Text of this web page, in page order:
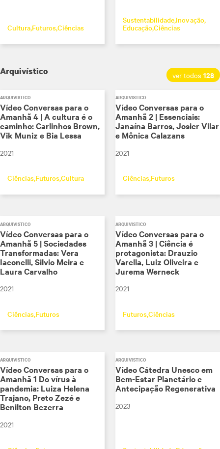
CulturaFuturosCiências
SustentabilidadeInovação
EducaçãoCiências
Arquivístico ver todos 128
ARQUIVÍSTICO
Vídeo Conversas para o
Amanhã 4 | A cultura é o
caminho: Carlinhos Brown,
Vik Muniz e Bia Lessa
2021
CiênciasFuturosCultura
ARQUIVÍSTICO
Vídeo Conversas para o
Amanhã 2 | Essenciais:
Janaína Barros, Josier Vilar
e Mônica Calazans
2021
Ciências Futuros
ARQUIVÍSTICO
Vídeo Conversas para o
Amanhã 5 | Sociedades
Transformadas: Vera
Iaconelli, Silvio Meira e
Laura Carvalho
2021
CiênciasFuturos
ARQUIVÍSTICO
Vídeo Conversas para o
Amanhã 3 | Ciência é
protagonista: Drauzio
Varella, Luiz Oliveira e
Jurema Werneck
2021
FuturosCiências
ARQUIVÍSTICO
Vídeo Conversas para o
Amanhã 1 Do vírus à
pandemia: Luiza Helena
Trajano, Preto Zezé e
Benilton Bezerra
2021
ARQUIVÍSTICO
Vídeo Cátedra Unesco em
Bem-Estar Planetário e
Antecipação Regenerativa
2023